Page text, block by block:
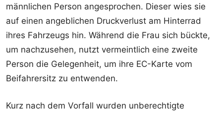
männlichen Person angesprochen. Dieser wies sie
auf einen angeblichen Druckverlust am Hinterrad
ihres Fahrzeugs hin. Während die Frau sich bückte,
um nachzusehen, nutzt vermeintlich eine zweite
Person die Gelegenheit, um ihre EC-Karte vom
Beifahrersitz zu entwenden.
Kurz nach dem Vorfall wurden unberechtigte